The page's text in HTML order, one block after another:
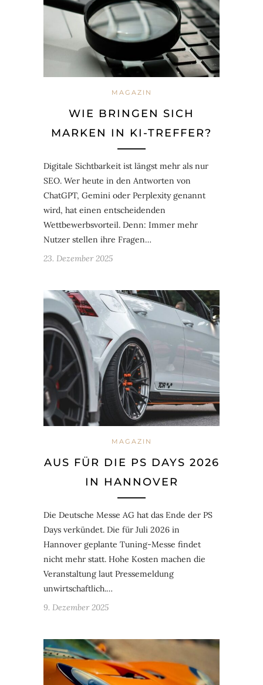
MAGAZIN
WIE BRINGEN SICH
MARKEN IN KI-TREFFER?
Digitale Sichtbarkeit ist längst mehr als nur
SEO. Wer heute in den Antworten von
ChatGPT, Gemini oder Perplexity genannt
wird, hat einen entscheidenden
Wettbewerbsvorteil. Denn: Immer mehr
Nutzer stellen ihre Fragen…
23. Dezember 2025
MAGAZIN
AUS FÜR DIE PS DAYS 2026
IN HANNOVER
Die Deutsche Messe AG hat das Ende der PS
Days verkündet. Die für Juli 2026 in
Hannover geplante Tuning-Messe findet
nicht mehr statt. Hohe Kosten machen die
Veranstaltung laut Pressemeldung
unwirtschaftlich.…
9. Dezember 2025